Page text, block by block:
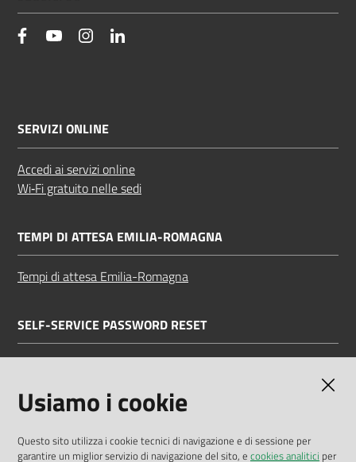
facebookYouTube Instagram
SERVIZI ONLINE
Accedi ai servizi online
Wi‑Fi gratuito nelle sedi
TEMPI DI ATTESA EMILIA-ROMAGNA
Tempi di attesa Emilia-Romagna
SELF-SERVICE PASSWORD RESET
Usiamo i cookie
Questo sito utilizza i cookie tecnici di navigazione e di sessione per
garantire un miglior servizio di navigazione del sito, e cookies analitici per